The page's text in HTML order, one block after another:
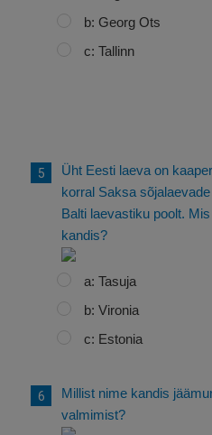
b: Georg Ots
c: Tallinn
Üht Eesti laeva on
korral Saksa
Balti laevastiku poolt.
kandis?
a: Tasuja
b: Vironia
c: Estonia
Millist nime kandis
valmimist?